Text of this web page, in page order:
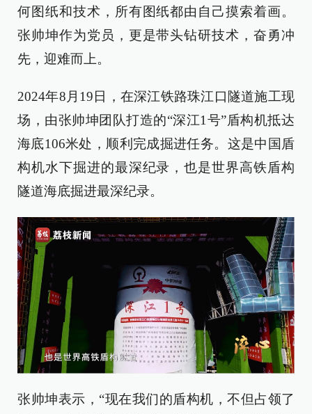
何图纸和技术，所有图纸都由自己摸索着画。
张帅坤作为党员，更是带头钻研技术，奋勇冲
先，迎难而上。
2024年8月19日，在深江铁路珠江口隧道施工现
场，由张帅坤团队打造的“深江1号”盾构机抵达
海底106米处，顺利完成掘进任务。这是中国盾
构机水下掘进的最深纪录，也是世界高铁盾构
隧道海底掘进最深纪录。
张帅坤表示，“现在我们的盾构机，不但占领了